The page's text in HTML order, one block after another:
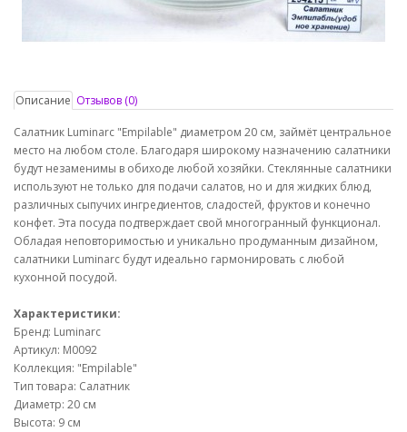
Описание Отзывов (0)
Салатник Luminarc "Empilable" диаметром 20 см, займёт центральное
место на любом столе. Благодаря широкому назначению салатники
будут незаменимы в обиходе любой хозяйки. Стеклянные салатники
используют не только для подачи салатов, но и для жидких блюд,
различных сыпучих ингредиентов, сладостей, фруктов и конечно
конфет. Эта посуда подтверждает свой многогранный функционал.
Обладая неповторимостью и уникально продуманным дизайном,
салатники Luminarc будут идеально гармонировать с любой
кухонной посудой.
Характеристики:
Бренд: Luminarc
Артикул: M0092
Коллекция: "Empilable"
Тип товара: Салатник
Диаметр: 20 см
Высота: 9 см